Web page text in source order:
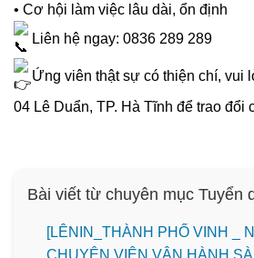
• Cơ hội làm việc lâu dài, ổn định
Liên hệ ngay: 0836 289 289
Ứng viên thật sự có thiện chí, vui
04 Lê Duẩn, TP. Hà Tĩnh để trao đổi
Bài viết từ chuyên mục Tuyển
️[LÊNIN_THÀNH PHỐ VINH _
CHUYÊN VIÊN VẬN HÀNH